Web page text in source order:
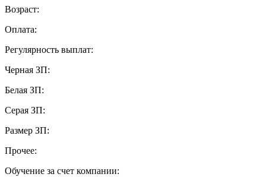
Возраст:
Оплата:
Регулярность выплат:
Черная ЗП:
Белая ЗП:
Серая ЗП:
Размер ЗП:
Прочее:
Обучение за счет компании: